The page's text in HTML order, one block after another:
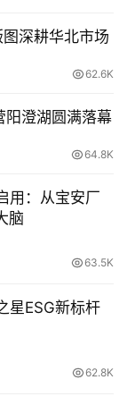
深耕华北市场
62.6K
澄湖圆满落幕
64.8K
用：从宝安厂
脑
63.5K
星ESG新标杆
62.8K